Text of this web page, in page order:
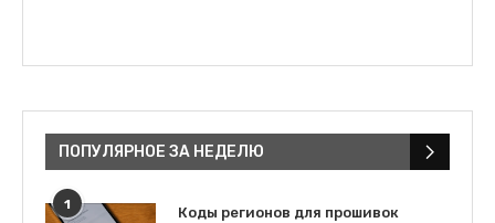
ПОПУЛЯРНОЕ ЗА НЕДЕЛЮ
1
Коды регионов для прошивок